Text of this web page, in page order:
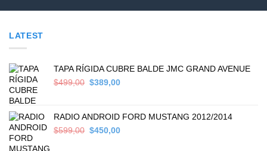
LATEST
TAPA RÍGIDA CUBRE BALDE JMC GRAND AVENUE
$499,00 Original
$499,00.
$389,00Current
$389,00.
RADIO ANDROID FORD MUSTANG 2012/2014
$599,00 Original
$450,00Current